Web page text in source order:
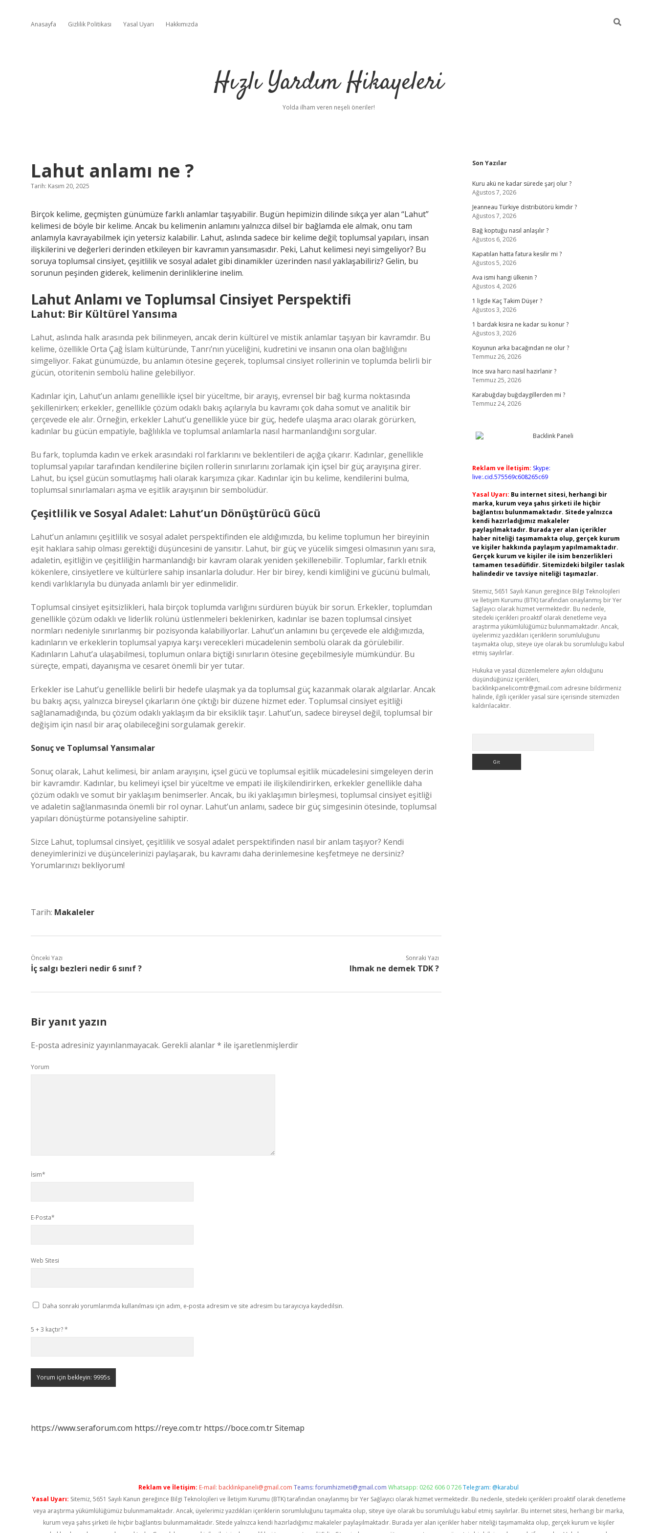
Anasayfa Gizlilik Politikası Yasal Uyarı Hakkımızda
Hızlı Yardım Hikayeleri
Yolda ilham veren neşeli öneriler!
Lahut anlamı ne ?
Tarih: Kasım 20, 2025
Birçok kelime, geçmişten günümüze farklı anlamlar taşıyabilir. Bugün hepimizin dilinde sıkça yer alan “Lahut”
kelimesi de böyle bir kelime. Ancak bu kelimenin anlamını yalnızca dilsel bir bağlamda ele almak, onu tam
anlamıyla kavrayabilmek için yetersiz kalabilir. Lahut, aslında sadece bir kelime değil; toplumsal yapıları, insan
ilişkilerini ve değerleri derinden etkileyen bir kavramın yansımasıdır. Peki, Lahut kelimesi neyi simgeliyor? Bu
soruya toplumsal cinsiyet, çeşitlilik ve sosyal adalet gibi dinamikler üzerinden nasıl yaklaşabiliriz? Gelin, bu
sorunun peşinden giderek, kelimenin derinliklerine inelim.
Lahut Anlamı ve Toplumsal Cinsiyet Perspektifi
Lahut: Bir Kültürel Yansıma
Lahut, aslında halk arasında pek bilinmeyen, ancak derin kültürel ve mistik anlamlar taşıyan bir kavramdır. Bu
kelime, özellikle Orta Çağ İslam kültüründe, Tanrı’nın yüceliğini, kudretini ve insanın ona olan bağlılığını
simgeliyor. Fakat günümüzde, bu anlamın ötesine geçerek, toplumsal cinsiyet rollerinin ve toplumda belirli bir
gücün, otoritenin sembolü haline gelebiliyor.
Kadınlar için, Lahut’un anlamı genellikle içsel bir yüceltme, bir arayış, evrensel bir bağ kurma noktasında
şekillenirken; erkekler, genellikle çözüm odaklı bakış açılarıyla bu kavramı çok daha somut ve analitik bir
çerçevede ele alır. Örneğin, erkekler Lahut’u genellikle yüce bir güç, hedefe ulaşma aracı olarak görürken,
kadınlar bu gücün empatiyle, bağlılıkla ve toplumsal anlamlarla nasıl harmanlandığını sorgular.
Bu fark, toplumda kadın ve erkek arasındaki rol farklarını ve beklentileri de açığa çıkarır. Kadınlar, genellikle
toplumsal yapılar tarafından kendilerine biçilen rollerin sınırlarını zorlamak için içsel bir güç arayışına girer.
Lahut, bu içsel gücün somutlaşmış hali olarak karşımıza çıkar. Kadınlar için bu kelime, kendilerini bulma,
toplumsal sınırlamaları aşma ve eşitlik arayışının bir sembolüdür.
Çeşitlilik ve Sosyal Adalet: Lahut’un Dönüştürücü Gücü
Lahut’un anlamını çeşitlilik ve sosyal adalet perspektifinden ele aldığımızda, bu kelime toplumun her bireyinin
eşit haklara sahip olması gerektiği düşüncesini de yansıtır. Lahut, bir güç ve yücelik simgesi olmasının yanı sıra,
adaletin, eşitliğin ve çeşitliliğin harmanlandığı bir kavram olarak yeniden şekillenebilir. Toplumlar, farklı etnik
kökenlere, cinsiyetlere ve kültürlere sahip insanlarla doludur. Her bir birey, kendi kimliğini ve gücünü bulmalı,
kendi varlıklarıyla bu dünyada anlamlı bir yer edinmelidir.
Toplumsal cinsiyet eşitsizlikleri, hala birçok toplumda varlığını sürdüren büyük bir sorun. Erkekler, toplumdan
genellikle çözüm odaklı ve liderlik rolünü üstlenmeleri beklenirken, kadınlar ise bazen toplumsal cinsiyet
normları nedeniyle sınırlanmış bir pozisyonda kalabiliyorlar. Lahut’un anlamını bu çerçevede ele aldığımızda,
kadınların ve erkeklerin toplumsal yapıya karşı verecekleri mücadelenin sembolü olarak da görülebilir.
Kadınların Lahut’a ulaşabilmesi, toplumun onlara biçtiği sınırların ötesine geçebilmesiyle mümkündür. Bu
süreçte, empati, dayanışma ve cesaret önemli bir yer tutar.
Erkekler ise Lahut’u genellikle belirli bir hedefe ulaşmak ya da toplumsal güç kazanmak olarak algılarlar. Ancak
bu bakış açısı, yalnızca bireysel çıkarların öne çıktığı bir düzene hizmet eder. Toplumsal cinsiyet eşitliği
sağlanamadığında, bu çözüm odaklı yaklaşım da bir eksiklik taşır. Lahut’un, sadece bireysel değil, toplumsal bir
değişim için nasıl bir araç olabileceğini sorgulamak gerekir.
Sonuç ve Toplumsal Yansımalar
Sonuç olarak, Lahut kelimesi, bir anlam arayışını, içsel gücü ve toplumsal eşitlik mücadelesini simgeleyen derin
bir kavramdır. Kadınlar, bu kelimeyi içsel bir yüceltme ve empati ile ilişkilendirirken, erkekler genellikle daha
çözüm odaklı ve somut bir yaklaşım benimserler. Ancak, bu iki yaklaşımın birleşmesi, toplumsal cinsiyet eşitliği
ve adaletin sağlanmasında önemli bir rol oynar. Lahut’un anlamı, sadece bir güç simgesinin ötesinde, toplumsal
yapıları dönüştürme potansiyeline sahiptir.
Sizce Lahut, toplumsal cinsiyet, çeşitlilik ve sosyal adalet perspektifinden nasıl bir anlam taşıyor? Kendi
deneyimlerinizi ve düşüncelerinizi paylaşarak, bu kavramı daha derinlemesine keşfetmeye ne dersiniz?
Yorumlarınızı bekliyorum!
Tarih: Makaleler
Önceki Yazı
İç salgı bezleri nedir 6 sınıf ?
Sonraki Yazı
Ihmak ne demek TDK ?
Bir yanıt yazın
E-posta adresiniz yayınlanmayacak. Gerekli alanlar* ile işaretlenmişlerdir
Yorum
İsim*
E-Posta*
Web Sitesi
Daha sonraki yorumlarımda kullanılması için adım, e-posta adresim ve site adresim bu tarayıcıya kaydedilsin.
5 + 3 kaçtır?*
https://www.seraforum.com https://reye.com.tr https://boce.com.trSitemap
Sidebar
Son Yazılar
Kuru akü ne kadar sürede şarj olur ?
Ağustos 7, 2026
Jeanneau Türkiye distribütörü kimdir ?
Ağustos 7, 2026
Bağ koptuğu nasıl anlaşılır ?
Ağustos 6, 2026
Kapatılan hatta fatura kesilir mi ?
Ağustos 5, 2026
Ava ismi hangi ülkenin ?
Ağustos 4, 2026
1 ligde Kaç Takim Düşer ?
Ağustos 3, 2026
1 bardak kisira ne kadar su konur ?
Ağustos 3, 2026
Koyunun arka bacağından ne olur ?
Temmuz 26, 2026
Ince sıva harcı nasıl hazirlanir ?
Temmuz 25, 2026
Karabuğday buğdaygillerden mi ?
Temmuz 24, 2026
Reklam ve İletişim: Skype:
live:.cid.575569c608265c69
Yasal Uyarı: Bu internet sitesi, herhangi bir
marka, kurum veya şahıs şirketi ile hiçbir
bağlantısı bulunmamaktadır. Sitede yalnızca
kendi hazırladığımız makaleler
paylaşılmaktadır. Burada yer alan içerikler
haber niteliği taşımamakta olup, gerçek kurum
ve kişiler hakkında paylaşım yapılmamaktadır.
Gerçek kurum ve kişiler ile isim benzerlikleri
tamamen tesadüfidir. Sitemizdeki bilgiler taslak
halindedir ve tavsiye niteliği taşımazlar.
Sitemiz, 5651 Sayılı Kanun gereğince Bilgi Teknolojileri
ve İletişim Kurumu (BTK) tarafından onaylanmış bir Yer
Sağlayıcı olarak hizmet vermektedir. Bu nedenle,
sitedeki içerikleri proaktif olarak denetleme veya
araştırma yükümlülüğümüz bulunmamaktadır. Ancak,
üyelerimiz yazdıkları içeriklerin sorumluluğunu
taşımakta olup, siteye üye olarak bu sorumluluğu kabul
etmiş sayılırlar.
Hukuka ve yasal düzenlemelere aykırı olduğunu
düşündüğünüz içerikleri,
backlinkpanelicomtr@gmail.com adresine bildirmeniz
halinde, ilgili içerikler yasal süre içerisinde sitemizden
kaldırılacaktır.
Reklam ve İletişim: E-mail: backlinkpaneli@gmail.com Teams:forumhizmeti@gmail.com Whatsapp: 0262 606 0 726Telegram: @karabul
Yasal Uyarı: Sitemiz, 5651 Sayılı Kanun gereğince Bilgi Teknolojileri ve İletişim Kurumu (BTK) tarafından onaylanmış bir Yer Sağlayıcı olarak hizmet vermektedir. Bu nedenle, sitedeki içerikleri proaktif olarak denetleme
veya araştırma yükümlülüğümüz bulunmamaktadır. Ancak, üyelerimiz yazdıkları içeriklerin sorumluluğunu taşımakta olup, siteye üye olarak bu sorumluluğu kabul etmiş sayılırlar. Bu internet sitesi, herhangi bir marka,
kurum veya şahıs şirketi ile hiçbir bağlantısı bulunmamaktadır. Sitede yalnızca kendi hazırladığımız makaleler paylaşılmaktadır. Burada yer alan içerikler haber niteliği taşımamakta olup, gerçek kurum ve kişiler